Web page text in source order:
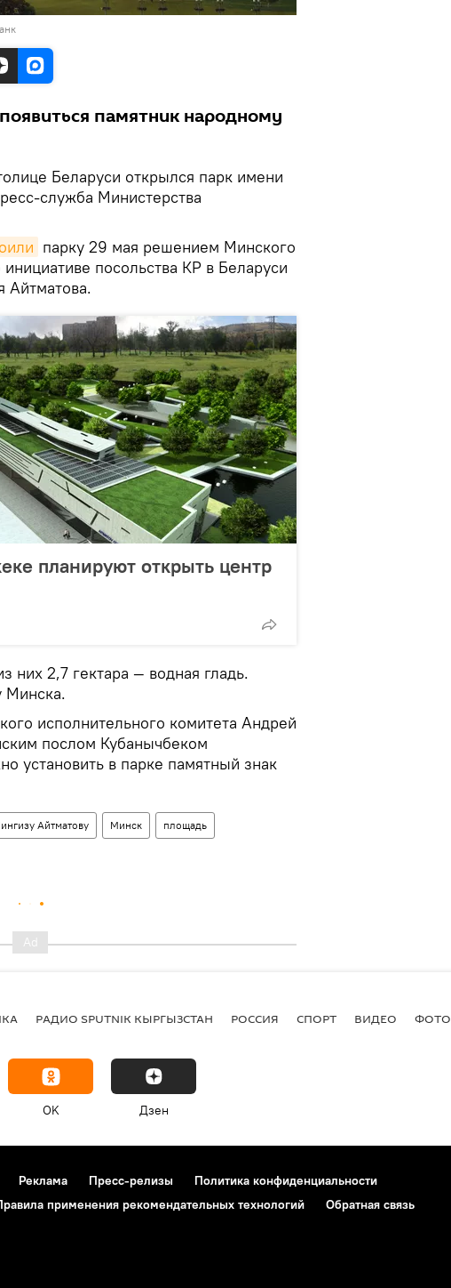
памятник народному
Беларуси открылся парк имени
служба Министерства
парку 29 мая решением Минского
посольства КР в Беларуси
Айтматова.
планируют открыть центр
них 2,7 гектара — водная гладь.
Минска.
исполнительного комитета Андрей
послом Кубанычбеком
установить в парке памятный знак
Айтматову Минск площадь
РАДИО SPUTNIK КЫРГЫЗСТАН РОССИЯ СПОРТ ВИДЕО ФОТО
OK Дзен
Реклама Пресс-релизы
Политика конфиденциальности
применения рекомендательных технологий Обратная связь